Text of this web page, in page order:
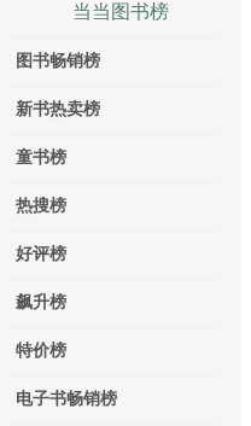
当当图书榜
图书畅销榜
新书热卖榜
童书榜
热搜榜
好评榜
飙升榜
特价榜
电子书畅销榜